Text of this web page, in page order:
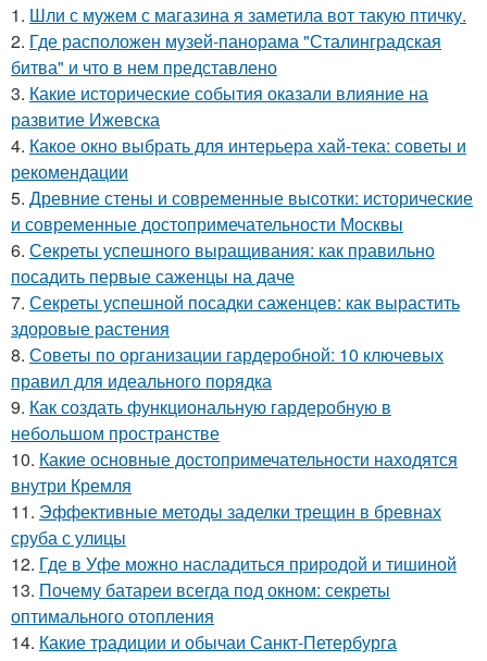
1. Шли с мужем с магазина я заметила вот такую птичку.
2. Где расположен музей-панорама "Сталинградская
битва" и что в нем представлено
3. Какие исторические события оказали влияние на
развитие Ижевска
4. Какое окно выбрать для интерьера хай-тека: советы и
рекомендации
5. Древние стены и современные высотки: исторические
и современные достопримечательности Москвы
6. Секреты успешного выращивания: как правильно
посадить первые саженцы на даче
7. Секреты успешной посадки саженцев: как вырастить
здоровые растения
8. Советы по организации гардеробной: 10 ключевых
правил для идеального порядка
9. Как создать функциональную гардеробную в
небольшом пространстве
10. Какие основные достопримечательности находятся
внутри Кремля
11. Эффективные методы заделки трещин в бревнах
сруба с улицы
12. Где в Уфе можно насладиться природой и тишиной
13. Почему батареи всегда под окном: секреты
оптимального отопления
14. Какие традиции и обычаи Санкт-Петербурга